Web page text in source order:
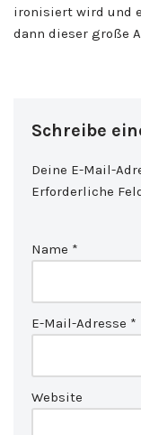
ironisiert wird und
dann dieser große
Schreibe
Deine E-Mail-
Erforderliche
Name *
E-Mail-Adresse *
Website